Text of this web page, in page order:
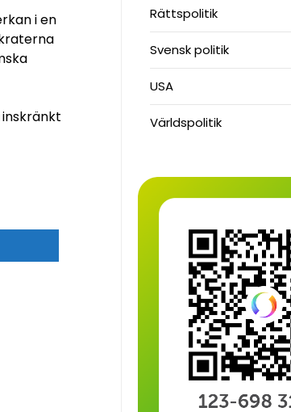
i en
Rättspolitik
Svensk politik
USA
Världspolitik